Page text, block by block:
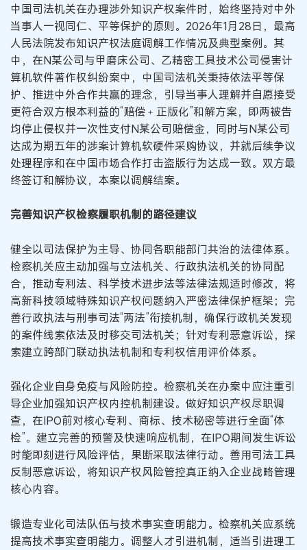
中国司法机关在办理涉外知识产权案件时，始终坚持对中外
当事人一视同仁、平等保护的原则。2026年1月28日，最高
人民法院发布知识产权法庭调解工作情况及典型案例。其
中，在N某公司与甲磨床公司、乙精密工具技术公司侵害计
算机软件著作权纠纷案中，中国司法机关秉持依法平等保
护、推进中外合作共赢的理念，引导当事人理解并自愿接受
更符合双方根本利益的“赔偿﹢正版化”和解方案，即两被告
均停止侵权并一次性支付N某公司赔偿金，同时与N某公司
达成为期五年的涉案计算机软硬件采购协议，并就后续争议
处理程序和在中国市场合作打击盗版行为达成一致。双方最
终签订和解协议，本案以调解结案。
完善知识产权检察履职机制的路径建议
健全以司法保护为主导、协同各职能部门共治的法律体系。
检察机关应主动加强与立法机关、行政执法机关的协同配
合，推动专利法、科学技术进步法等法律法规适时修改，将
高新科技领域特殊知识产权问题纳入严密法律保护框架；完
善行政执法与刑事司法“两法”衔接机制，确保行政机关发现
的案件线索依法及时移交司法机关；针对专利恶意诉讼，探
索建立跨部门联动执法机制和专利权信用评价体系。
强化企业自身免疫与风险防控。检察机关在办案中应注重引
导企业加强知识产权内控机制建设。做好知识产权尽职调
查，在IPO前对核心专利、商标、技术秘密等进行全面“体
检”。建立完善的预警及快速响应机制，在IPO期间发生诉讼
时能即刻进行风险评估，果断采取法律行动。善用司法工具
反制恶意诉讼，将知识产权风险管控真正纳入企业战略管理
核心内容。
锻造专业化司法队伍与技术事实查明能力。检察机关应系统
提高技术事实查明能力。调整人才引进机制，适当引进理工